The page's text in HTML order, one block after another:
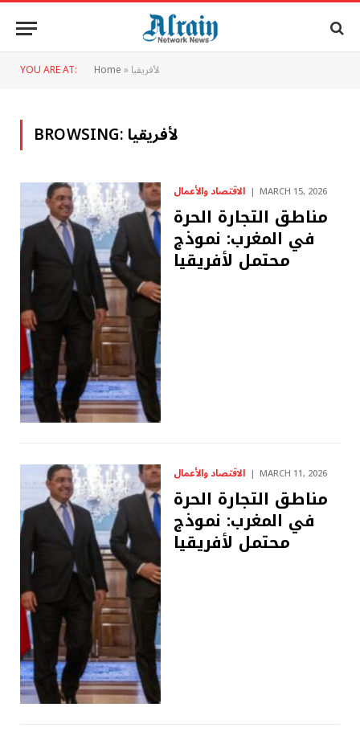
YOU ARE AT: Home»لأفريقيا
BROWSING:لأفريقيا
الاقتصاد والأعمال MARCH 15, 2026
مناطق التجارة الحرة
في المغرب: نموذج
محتمل لأفريقيا
الاقتصاد والأعمال MARCH 11, 2026
مناطق التجارة الحرة
في المغرب: نموذج
محتمل لأفريقيا